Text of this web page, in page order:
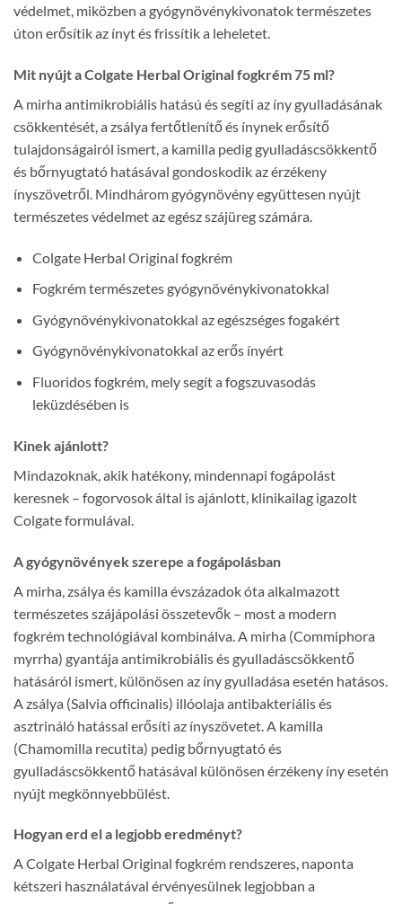
védelmet, miközben a gyógynövénykivonatok természetes
úton erősítik az ínyt és frissítik a leheletet.
Mit nyújt a Colgate Herbal Original fogkrém 75 ml?
A mirha antimikrobiális hatású és segíti az íny gyulladásának
csökkentését, a zsálya fertőtlenítő és ínynek erősítő
tulajdonságairól ismert, a kamilla pedig gyulladáscsökkentő
és bőrnyugtató hatásával gondoskodik az érzékeny
ínyszövetről. Mindhárom gyógynövény együttesen nyújt
természetes védelmet az egész szájüreg számára.
Colgate Herbal Original fogkrém
Fogkrém természetes gyógynövénykivonatokkal
Gyógynövénykivonatokkal az egészséges fogakért
Gyógynövénykivonatokkal az erős ínyért
Fluoridos fogkrém, mely segít a fogszuvasodás
leküzdésében is
Kinek ajánlott?
Mindazoknak, akik hatékony, mindennapi fogápolást
keresnek – fogorvosok által is ajánlott, klinikailag igazolt
Colgate formulával.
A gyógynövények szerepe a fogápolásban
A mirha, zsálya és kamilla évszázadok óta alkalmazott
természetes szájápolási összetevők – most a modern
fogkrém technológiával kombinálva. A mirha (Commiphora
myrrha) gyantája antimikrobiális és gyulladáscsökkentő
hatásáról ismert, különösen az íny gyulladása esetén hatásos.
A zsálya (Salvia officinalis) illóolaja antibakteriális és
asztrináló hatással erősíti az ínyszövetet. A kamilla
(Chamomilla recutita) pedig bőrnyugtató és
gyulladáscsökkentő hatásával különösen érzékeny íny esetén
nyújt megkönnyebbülést.
Hogyan erd el a legjobb eredményt?
A Colgate Herbal Original fogkrém rendszeres, naponta
kétszeri használatával érvényesülnek legjobban a